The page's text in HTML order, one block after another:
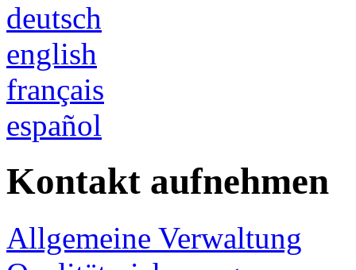
deutsch
english
français
español
Kontakt aufnehmen
Allgemeine Verwaltung